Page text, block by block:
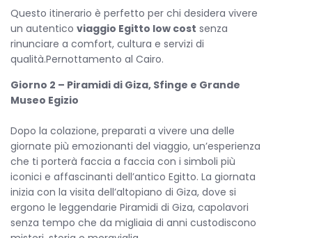
tra racconti di faraoni, monumenti imponenti e paesaggi
che sembrano sospesi nel tempo.
Tra visite emozionanti, momenti di relax e autentiche
esperienze locali, vivrai un itinerario completo che unisce
cultura, storia e scoperta. La magia del Nilo, i colori del
deserto e il fascino della civiltà egizia renderanno ogni
Questoviaggio Egitto low costè la scelta perfetta per chi
desidera vivere l’Egitto in modo coinvolgente e accessibile,
trasformando una semplice vacanza in un’esperienza ricca
di emozioni e ricordi destinati a durare per sempre.
Questo itinerario è perfetto per chi desidera vivere
un autentico viaggio Egitto low cost senza
rinunciare a comfort, cultura e servizi di
qualità.Pernottamento al Cairo.
Giorno 2 – Piramidi di Giza, Sfinge e Grande
Museo Egizio
Dopo la colazione, preparati a vivere una delle
giornate più emozionanti del viaggio, un’esperienza
che ti porterà faccia a faccia con i simboli più
iconici e affascinanti dell’antico Egitto. La giornata
inizia con la visita dell’altopiano di Giza, dove si
ergono le leggendarie Piramidi di Giza, capolavori
senza tempo che da migliaia di anni custodiscono